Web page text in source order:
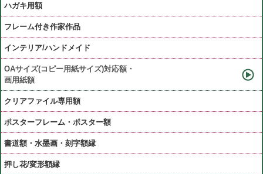
ハガキ用額
フレーム付き作家作品
インテリア/ハンドメイド
OAサイズ(コピー用紙サイズ)対応額・
画用紙額
クリアファイル専用額
ポスターフレーム・ポスター額
書道額・水墨画・刻字額縁
押し花/変形額縁